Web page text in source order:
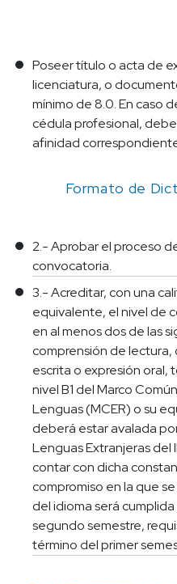
Poseer título o acta de
licenciatura, o
mínimo de 8.0. En caso
cédula profesional,
afinidad
Formato de
2.- Aprobar el proceso
convocatoria.
3.- Acreditar, con una
equivalente, el nivel de
en al menos dos de las
comprensión de lectura,
escrita o expresión oral,
nivel B1 del Marco
Lenguas (MCER) o su
deberá estar avalada
Lenguas Extranjeras del
contar con dicha
compromiso en la que
del idioma será
segundo semestre,
término del primer